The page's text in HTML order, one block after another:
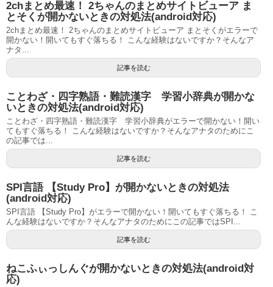
2chまとめ最速！ 2ちゃんのまとめサイトビューア ま
とそくが開かないときの対処法(android対応)
2chまとめ最速！ 2ちゃんのまとめサイトビューア まとそくがエラーで
開かない！開いてもすぐ落ちる！ こんな経験はないですか？そんなア
ナタ...
記事を読む
ことわざ・四字熟語・難読漢字 学習小辞典が開かな
いときの対処法(android対応)
ことわざ・四字熟語・難読漢字 学習小辞典がエラーで開かない！開い
てもすぐ落ちる！ こんな経験はないですか？そんなアナタのためにこ
の記事では...
記事を読む
SPI言語 【Study Pro】が開かないときの対処法
(android対応)
SPI言語 【Study Pro】がエラーで開かない！開いてもすぐ落ちる！ こ
んな経験はないですか？そんなアナタのためにこの記事ではSPI...
記事を読む
ねこふぃっしんぐが開かないときの対処法(android対
応)